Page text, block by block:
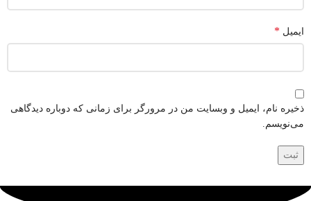
ایمیل *
ذخیره نام، ایمیل و وبسایت من در مرورگر برای زمانی که دوباره دیدگاهی
می‌نویسم.